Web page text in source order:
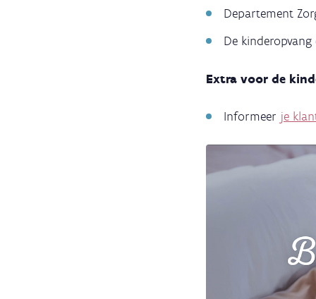
Departement
De
Extra voor de
Informeer je